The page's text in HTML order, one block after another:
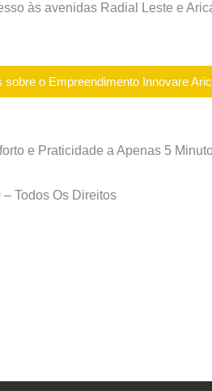
às avenidas Radial Leste e
o Empreendimento Innovare
e Praticidade a Apenas 5
Todos Os Direitos